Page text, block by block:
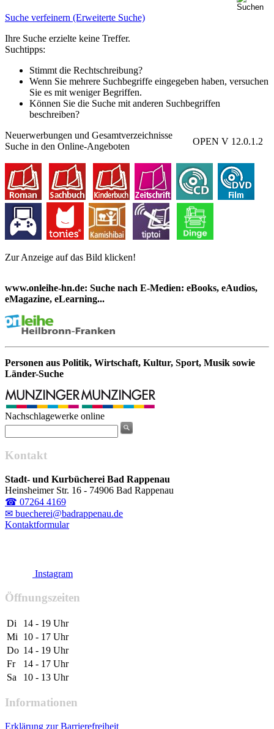
Suche verfeinern (Erweiterte Suche)
Ihre Suche erzielte keine Treffer.
Suchtipps:
Stimmt die Rechtschreibung?
Wenn Sie mehrere Suchbegriffe eingegeben haben, versuchen
Sie es mit weniger Begriffen.
Können Sie die Suche mit anderen Suchbegriffen
beschreiben?
OPEN V 12.0.1.2
Neuerwerbungen und Gesamtverzeichnisse
Zur Anzeige auf das Bild klicken!
Suche in den Online-Angeboten
www.onleihe-hn.de: Suche nach E-Medien: eBooks, eAudios,
eMagazine, eLearning...
Personen aus Politik, Wirtschaft, Kultur, Sport, Musik sowie
Länder-Suche
Nachschlagewerke online
Kontakt
Stadt- und Kurbücherei Bad Rappenau
Heinsheimer Str. 16 - 74906 Bad Rappenau
☎ 07264 4169
✉ buecherei@badrappenau.de
Kontaktformular
Instagram
Öffnungszeiten
Di
14 - 19 Uhr
Mi
10 - 17 Uhr
Do 14 - 19 Uhr
Fr
14 - 17 Uhr
Sa
10 - 13 Uhr
Informationen
Erklärung zur Barrierefreiheit